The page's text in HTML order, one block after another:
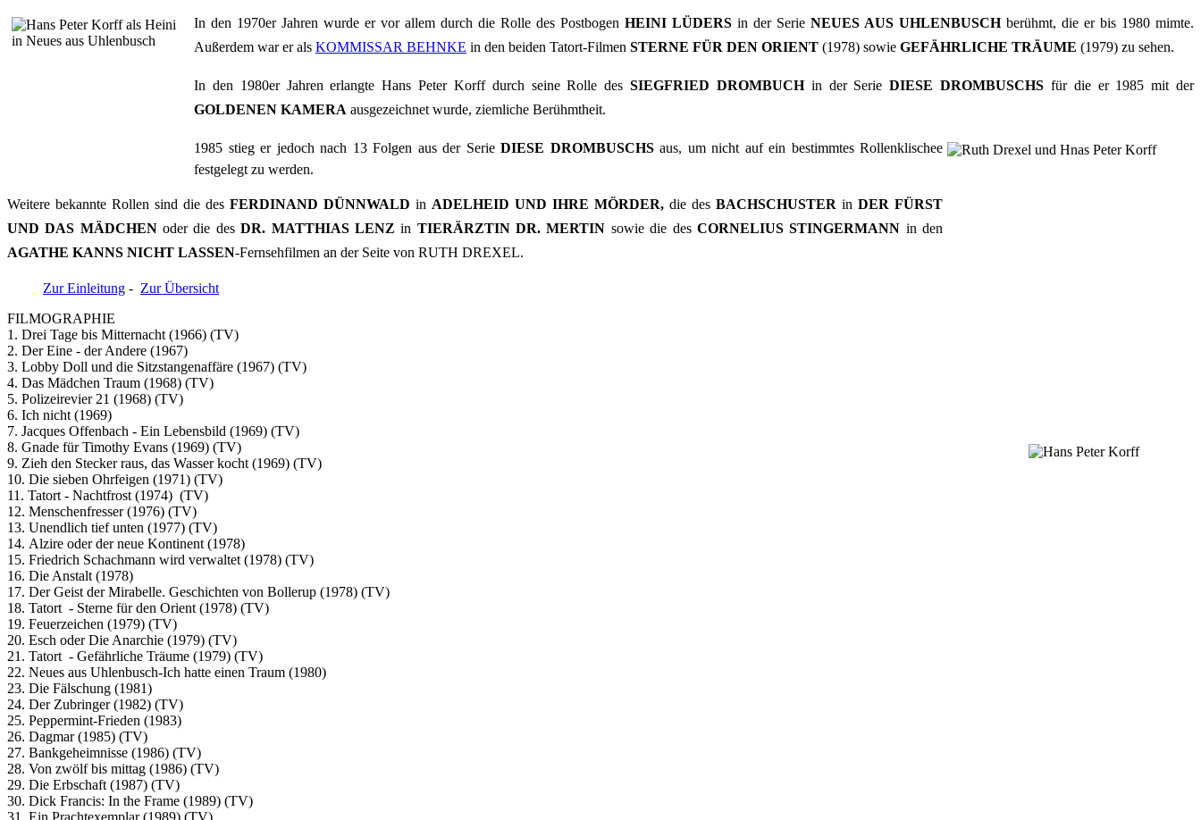
In den 1970er Jahren wurde er vor allem durch die Rolle des Postbogen HEINI LÜDERS in der Serie NEUES AUS UHLENBUSCHberühmt, die er bis 1980 mimte.
Außerdem war er als KOMMISSAR BEHNKE in den beiden Tatort-Filmen STERNE FÜR DEN ORIENT (1978) sowie GEFÄHRLICHE TRÄUME (1979) zu sehen.
In den 1980er Jahren erlangte Hans Peter Korff durch seine Rolle des SIEGFRIED DROMBUCHin der SerieDIESE DROMBUSCHS für die er 1985 mit der
GOLDENEN KAMERA ausgezeichnet wurde, ziemliche Berühmtheit.
1985 stieg er jedoch nach 13 Folgen aus der Serie  DIESE DROMBUSCHS aus, um nicht auf ein bestimmtes Rollenklischee
festgelegt zu werden.
Weitere bekannte Rollen sind die des FERDINAND DÜNNWALD in ADELHEID UND IHRE MÖRDER, die des BACHSCHUSTER in DER FÜRST
UND DAS MÄDCHENoder die desDR. MATTHIAS LENZ in TIERÄRZTIN DR. MERTIN sowie die des CORNELIUS STINGERMANN in den
AGATHE KANNS NICHT LASSEN-Fernsehfilmen an der Seite von RUTH DREXEL.
Zur Einleitung - Zur Übersicht
FILMOGRAPHIE
1. Drei Tage bis Mitternacht (1966) (TV)
2. Der Eine - der Andere (1967)
3. Lobby Doll und die Sitzstangenaffäre (1967) (TV)
4. Das Mädchen Traum (1968) (TV)
5. Polizeirevier 21 (1968) (TV)
6. Ich nicht (1969)
7. Jacques Offenbach - Ein Lebensbild (1969) (TV)
8. Gnade für Timothy Evans (1969) (TV)
9. Zieh den Stecker raus, das Wasser kocht (1969) (TV)
10. Die sieben Ohrfeigen (1971) (TV)
11. Tatort - Nachtfrost (1974) (TV)
12. Menschenfresser (1976) (TV)
13. Unendlich tief unten (1977) (TV)
14. Alzire oder der neue Kontinent (1978)
15. Friedrich Schachmann wird verwaltet (1978) (TV)
16. Die Anstalt (1978)
17. Der Geist der Mirabelle. Geschichten von Bollerup (1978) (TV)
18. Tatort - Sterne für den Orient (1978) (TV)
19. Feuerzeichen (1979) (TV)
20. Esch oder Die Anarchie (1979) (TV)
21. Tatort - Gefährliche Träume (1979) (TV)
22. Neues aus Uhlenbusch-Ich hatte einen Traum (1980)
23. Die Fälschung (1981)
24. Der Zubringer (1982) (TV)
25. Peppermint-Frieden (1983)
26. Dagmar (1985) (TV)
27. Bankgeheimnisse (1986) (TV)
28. Von zwölf bis mittag (1986) (TV)
29. Die Erbschaft (1987) (TV)
30. Dick Francis: In the Frame (1989) (TV)
31. Ein Prachtexemplar (1989) (TV)